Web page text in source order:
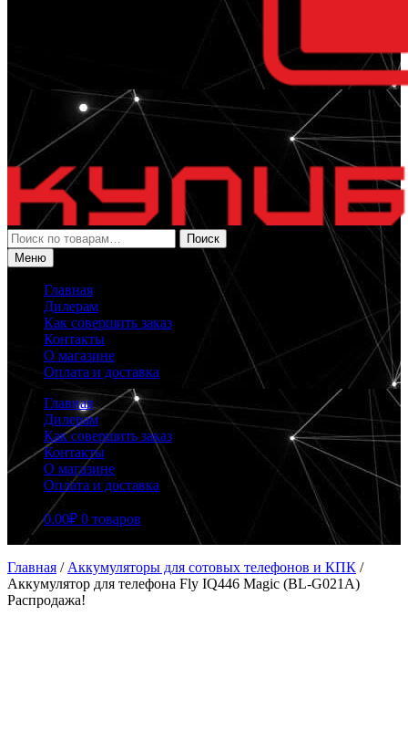
Искать:
Поиск
Меню
Главная
Дилерам
Как совершить заказ
Контакты
О магазине
Оплата и доставка
Главная
Дилерам
Как совершить заказ
Контакты
О магазине
Оплата и доставка
0.00₽ 0 товаров
Главная / Аккумуляторы для сотовых телефонов и КПК /
Аккумулятор для телефона Fly IQ446 Magic (BL-G021A)
Распродажа!